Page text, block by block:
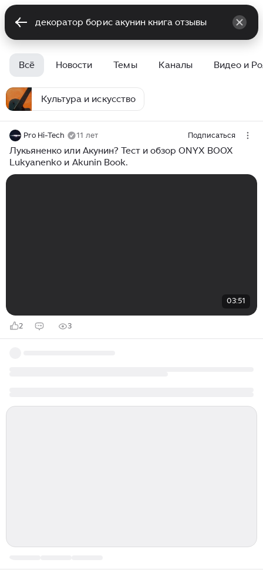
Всё Новости Темы Каналы Видео и
Культура и искусство
Pro Hi-Tech 11 лет Подписаться
Лукьяненко или Акунин? Тест и обзор ONYX BOOX
Lukyanenko и Akunin Book.
03:51
2 3